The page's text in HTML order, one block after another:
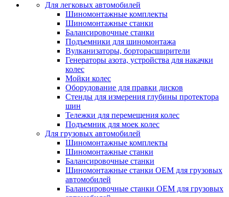
Для легковых автомобилей
Шиномонтажные комплекты
Шиномонтажные станки
Балансировочные станки
Подъемники для шиномонтажа
Вулканизаторы, борторасширители
Генераторы азота, устройства для накачки
колес
Мойки колес
Оборудование для правки дисков
Стенды для измерения глубины протектора
шин
Тележки для перемещения колес
Подъемник для моек колеc
Для грузовых автомобилей
Шиномонтажные комплекты
Шиномонтажные станки
Балансировочные станки
Шиномонтажные станки ОЕМ для грузовых
автомобилей
Балансировочные станки ОЕМ для грузовых